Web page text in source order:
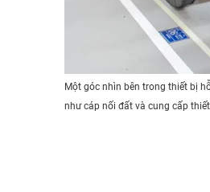
Một góc nhìn bên trong thiết bị
như cáp nối đất và cung cấp